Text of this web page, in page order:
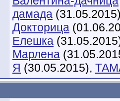
дамада
Докторица
Елешка
Марлена
Я (30.05.2015),